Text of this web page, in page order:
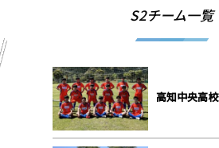
S2チーム一覧
高知中央高校